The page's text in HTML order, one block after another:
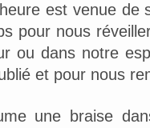
est venue
pour nous
ou dans notre
et pour nous
une braise